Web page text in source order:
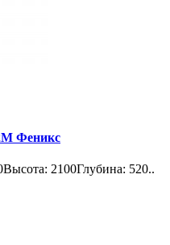
Феникс
2100Глубина: 520..